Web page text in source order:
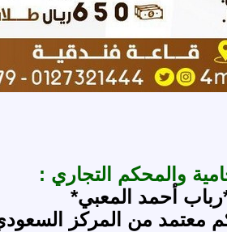
والمحكم التجاري :
أحمد المعبي*
معتمد من المركز